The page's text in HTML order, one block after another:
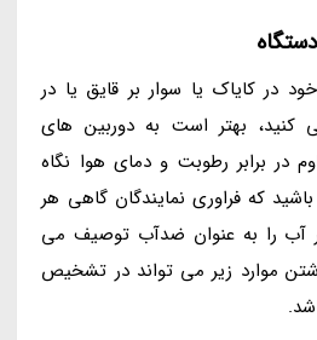
در کایاک یا سوار بر قایق یا در
کنید، بهتر است به دوربین های
برابر رطوبت و دمای هوا نگاه
که فراوری نمایندگان گاهی هر
آب را به عنوان ضدآب توصیف می
موارد زیر می تواند در تشخیص